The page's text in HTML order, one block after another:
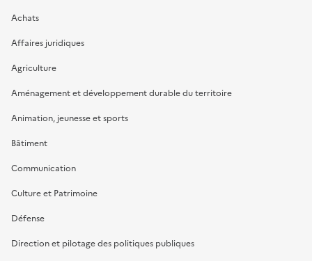
Achats
Affaires juridiques
Agriculture
Aménagement et développement durable du territoire
Animation, jeunesse et sports
Bâtiment
Communication
Culture et Patrimoine
Défense
Direction et pilotage des politiques publiques